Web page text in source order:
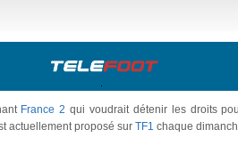
France 2 qui voudrait détenir les droits
actuellement proposé sur TF1 chaque